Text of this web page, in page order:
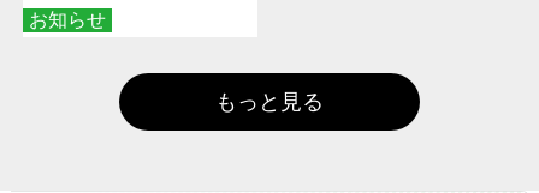
お知らせ
もっと見る